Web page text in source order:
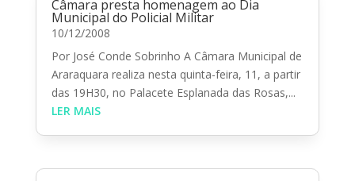
Câmara presta homenagem ao Dia
Municipal do Policial Militar
10/12/2008
Por José Conde Sobrinho A Câmara Municipal de
Araraquara realiza nesta quinta-feira, 11, a partir
das 19H30, no Palacete Esplanada das Rosas,...
LER MAIS